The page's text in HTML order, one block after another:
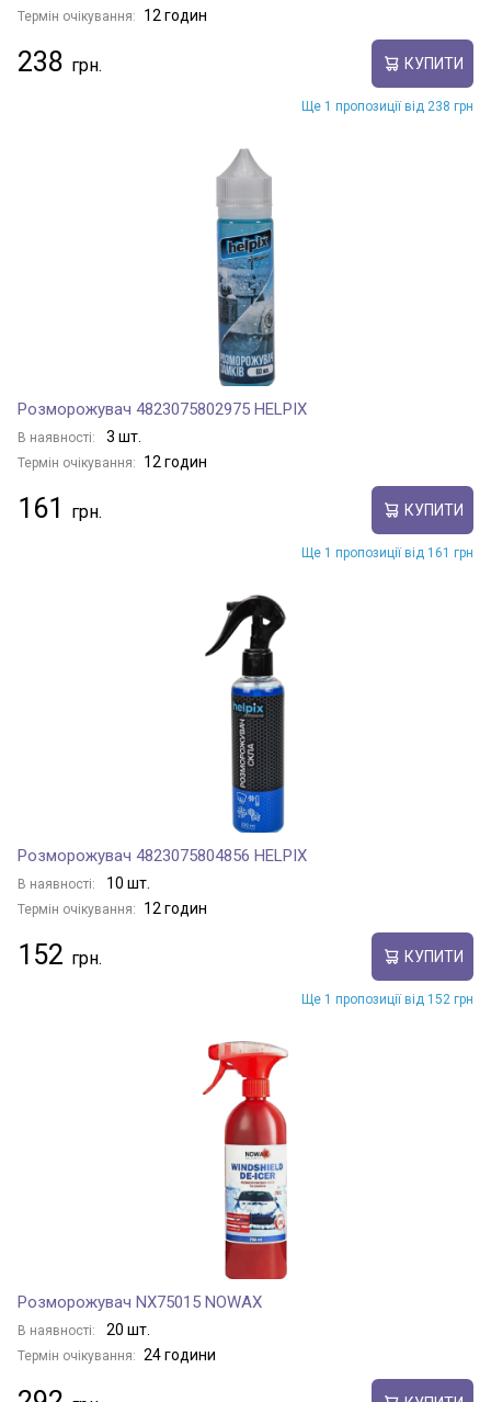
Термін очікування: 12 годин
238 КУПИТИ
Ще 1 пропозиції від 238 грн
Розморожувач 4823075802975 HELPIX
В наявності: 3 шт.
Термін очікування: 12 годин
161 КУПИТИ
Ще 1 пропозиції від 161 грн
Розморожувач 4823075804856 HELPIX
В наявності: 10 шт.
Термін очікування: 12 годин
152 КУПИТИ
Ще 1 пропозиції від 152 грн
Розморожувач NX75015 NOWAX
В наявності: 20 шт.
Термін очікування: 24 години